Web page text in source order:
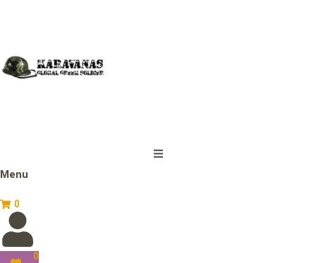
Menu
0
0